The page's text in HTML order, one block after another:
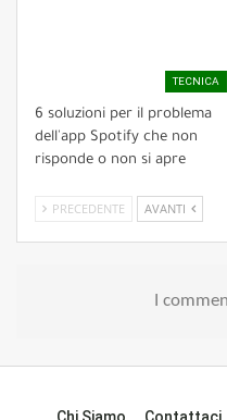
TECNICA
6 soluzioni per il problema
dell'app Spotify che non
risponde o non si apre
PRECEDENTE AVANTI
I